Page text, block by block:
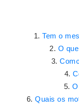
Tem o
O
Quais os